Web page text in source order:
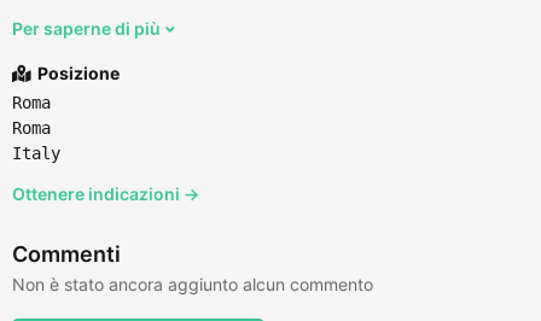
Per saperne di più
Posizione
Roma
Roma
Italy
Ottenere indicazioni →
Commenti
Non è stato ancora aggiunto alcun commento